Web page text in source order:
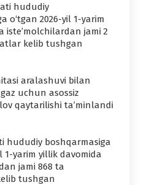
hududiy
o‘tgan 2026-yil 1-yarim
iste’molchilardan jami 2
kelib tushgan
aralashuvi bilan
uchun asossiz
qaytarilishi ta’minlandi
hududiy boshqarmasiga
1-yarim yillik davomida
jami 868 ta
tushgan